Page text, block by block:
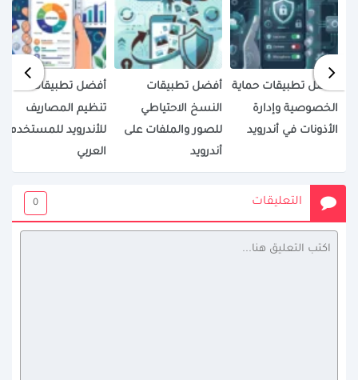
أفضل تطبيقات حماية
الخصوصية وإدارة
الأذونات في أندرويد
أفضل تطبيقات
النسخ الاحتياطي
للصور والملفات على
أندرويد
أفضل تطبيقات
تنظيم المصاريف
للأندرويد للمستخدم
العربي
التعليقات 0